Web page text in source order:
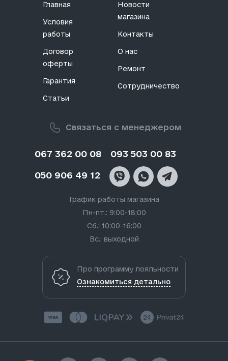
Связаться с менеджером
067 362 00 08 093 503 00 83
050 906 49 12
График работы магазина
Пн-пт.: 9:00-18:00
Сб.: 10:00-16:00
Вс.: выходной
Главная
Условия
работы
Договор
оферты
Гарантия
Статьи
Новости
магазина
Контакты
О нас
Ремонт
Сотрудничество
Про программу лояльности
Ознакомиться детально